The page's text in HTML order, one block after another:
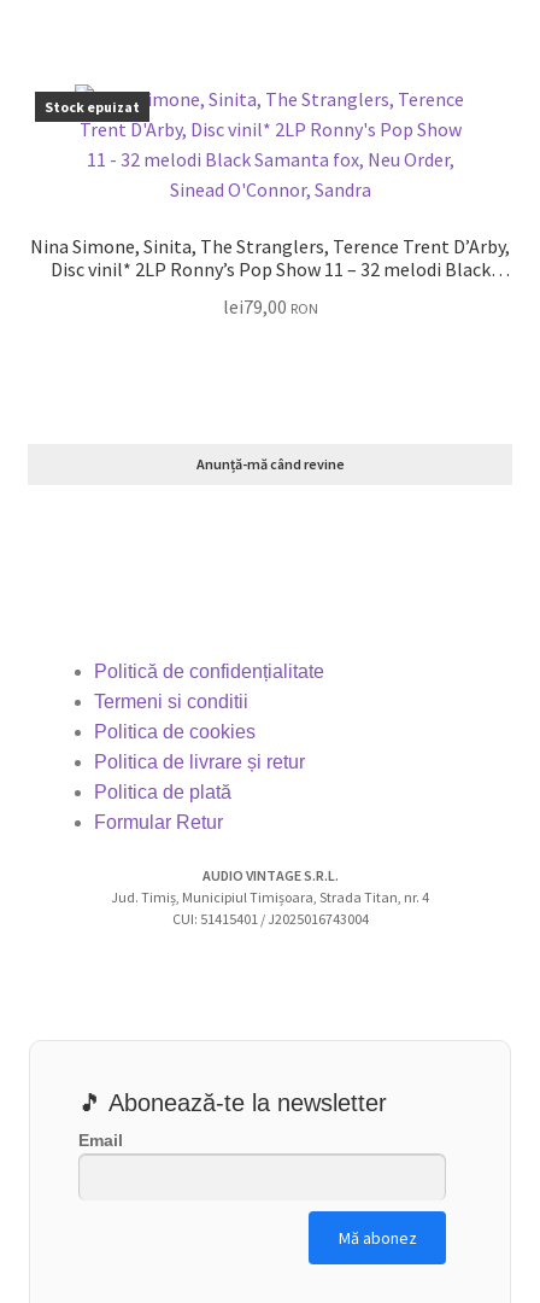
Stock epuizat
Nina Simone, Sinita, The Stranglers, Terence Trent D’Arby,
Disc vinil* 2LP Ronny’s Pop Show 11 – 32 melodi Black
lei79,00 RON
Anunță-mă când revine
Politică de confidențialitate
Termeni si conditii
Politica de cookies
Politica de livrare și retur
Politica de plată
Formular Retur
AUDIO VINTAGE S.R.L.
Jud. Timiș, Municipiul Timișoara, Strada Titan, nr. 4
CUI: 51415401 / J2025016743004
🎵 Abonează-te la newsletter
Email